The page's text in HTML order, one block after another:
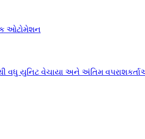
થી વધુ યુનિટ વેચાયા અને અંતિમ